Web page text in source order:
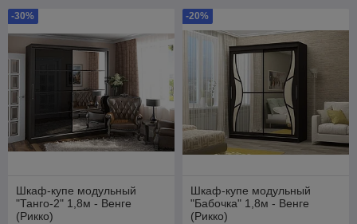
-30%
Шкаф-купе модульный
"Танго-2" 1,8м - Венге
(Рикко)
-20%
Шкаф-купе модульный
"Бабочка" 1,8м - Венге
(Рикко)